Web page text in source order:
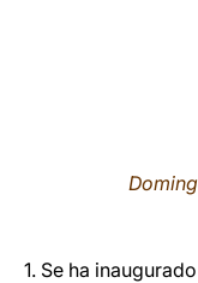
1. Se ha